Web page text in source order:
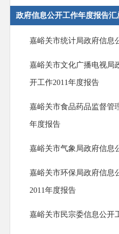
政府信息公开工作年度报告汇
嘉峪关市统计局政府信息
嘉峪关市文化广播电视局
开工作2011年度报告
嘉峪关市食品药品监督管
年度报告
嘉峪关市气象局政府信息
嘉峪关市环保局政府信息
2011年度报告
嘉峪关市民宗委信息公开